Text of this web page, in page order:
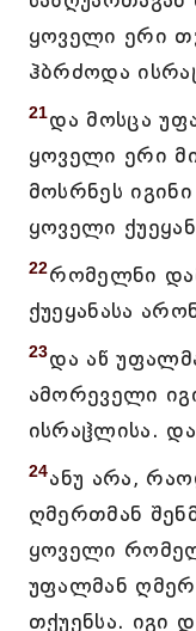
ყოველი ერი
ჰბრძოდა
21და მოსცა
ყოველი ერი
მოსრნეს
ყოველი
22რომელნი
ქუეყანასა
23და აწ
ამორეველი
ისრაჱლისა.
24ანუ არა,
ღმერთმან
ყოველი
უფალმან
თქუენსა. იგი